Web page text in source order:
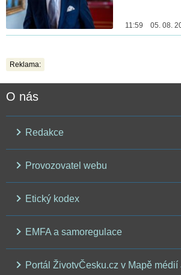
11:59 05. 08.
Reklama:
O nás
Redakce
Provozovatel webu
Etický kodex
EMFA a samoregulace
Portál ŽivotvČesku.cz v Mapě